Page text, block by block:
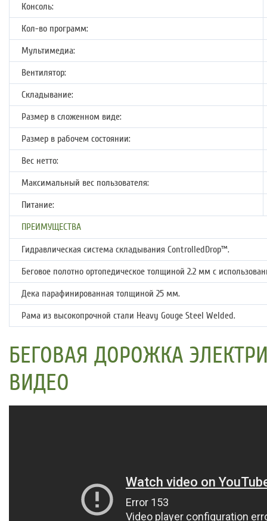
Консоль:
Кол-во программ:
Мультимедиа:
Вентилятор:
Складывание:
Размер в сложенном виде:
Размер в рабочем состоянии:
Вес нетто:
Максимальный вес пользователя:
Питание:
ПРЕИМУЩЕСТВА
Гидравлическая система складывания ControlledDrop™.
Беговое полотно ортопедическое толщиной 2.2 мм с
Дека парафинированная толщиной 25 мм.
Рама из высокопрочной стали Heavy Gouge Steel Welded.
БЕГОВАЯ ДОРОЖКА
ВИДЕО